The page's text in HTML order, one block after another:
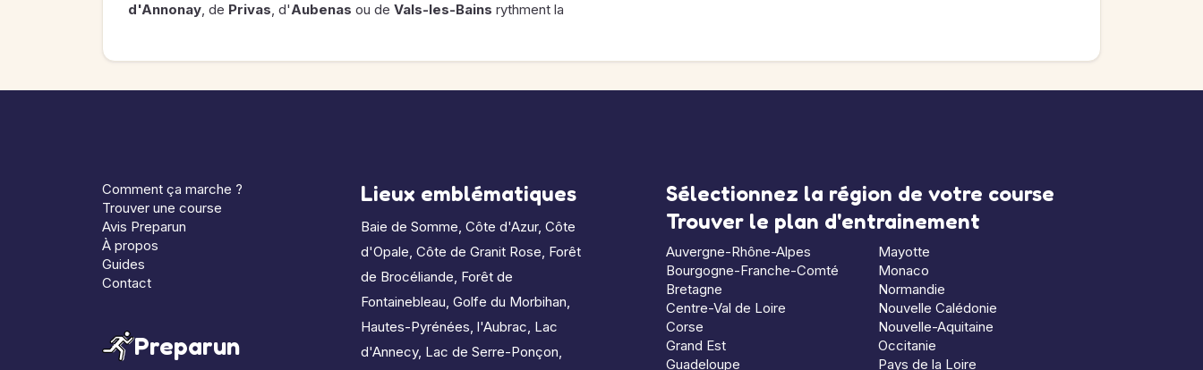
d'Annonay, de Privas, d'Aubenas ou de Vals-les-Bains rythment la
Comment ça marche ?
Trouver une course
Avis Preparun
À propos
Guides
Contact
Preparun
Lieux emblématiques
Baie de Somme, Côte d'Azur, Côte
d'Opale, Côte de Granit Rose, Forêt
de Brocéliande, Forêt de
Fontainebleau, Golfe du Morbihan,
Hautes-Pyrénées, l'Aubrac, Lac
d'Annecy, Lac de Serre-Ponçon,
Sélectionnez la région de votre course
Trouver le plan d'entrainement
Auvergne-Rhône-Alpes
Bourgogne-Franche-Comté
Bretagne
Centre-Val de Loire
Corse
Grand Est
Guadeloupe
Mayotte
Monaco
Normandie
Nouvelle Calédonie
Nouvelle-Aquitaine
Occitanie
Pays de la Loire